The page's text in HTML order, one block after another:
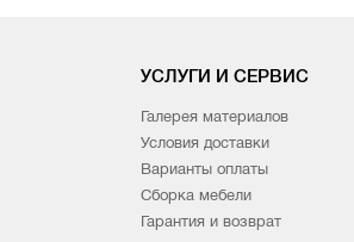
УСЛУГИ И СЕРВИС
Галерея материалов
Условия доставки
Варианты оплаты
Сборка мебели
Гарантия и возврат